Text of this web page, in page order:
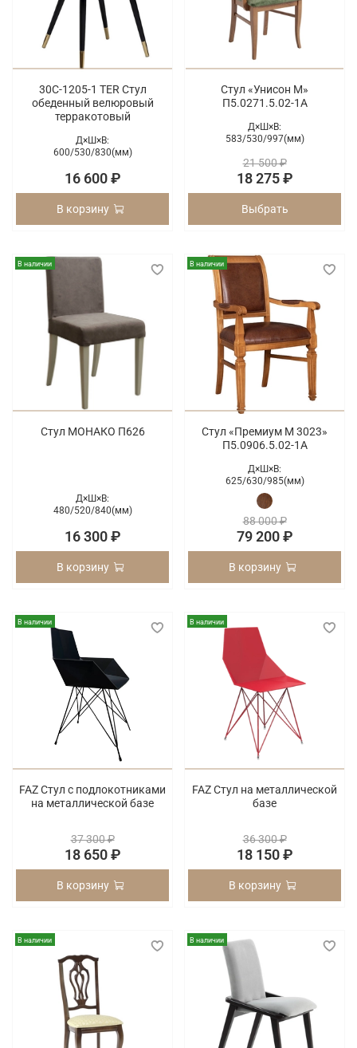
30C-1205-1 TER Стул
обеденный велюровый
терракотовый
Д×Ш×В:
600/530/830(мм)
16 600 ₽
В корзину
Стул «Унисон М»
П5.0271.5.02-1А
Д×Ш×В:
583/530/997(мм)
21 500 ₽
18 275 ₽
Выбрать
В наличии
Стул МОНАКО П626
Д×Ш×В:
480/520/840(мм)
16 300 ₽
В корзину
В наличии
Стул «Премиум М 3023»
П5.0906.5.02-1А
Д×Ш×В:
625/630/985(мм)
88 000 ₽
79 200 ₽
В корзину
В наличии
FAZ Стул с подлокотниками
на металлической базе
37 300 ₽
18 650 ₽
В корзину
В наличии
FAZ Стул на металлической
базе
36 300 ₽
18 150 ₽
В корзину
В наличии В наличии